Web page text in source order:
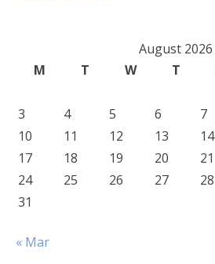
August 2026
M
T W T
3
4 5 6 7
10
11 12 13 14
17
18 19 20 21
24
25 26 27 28
31
« Mar